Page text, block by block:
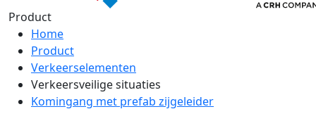
Product
Home
Product
Verkeerselementen
Verkeersveilige situaties
Komingang met prefab zijgeleider